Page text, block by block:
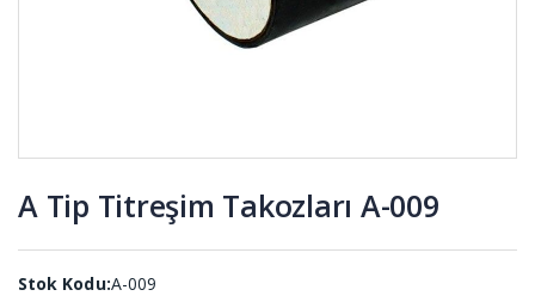
A Tip Titreşim Takozları A-009
Stok Kodu:A-009
Lastikleri
MEL-001
Profil DS-
001 (10
Takozları
Usturmaca